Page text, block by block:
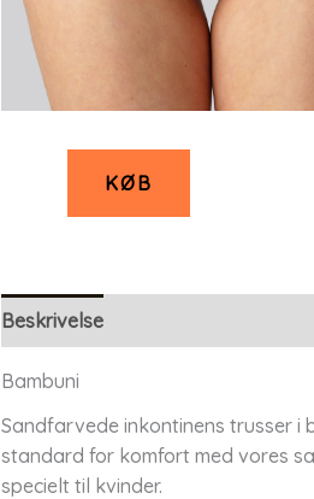
KØB
Beskrivelse
Bambuni
Sandfarvede inkontinens trusser i
standard for komfort med vores
specielt til kvinder.